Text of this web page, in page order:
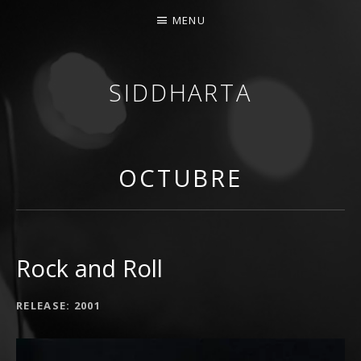
SIDDHARTA
BANDA DE ROCK MELÓDICO ESPAÑOLA
MENU
OCTUBRE
Rock and Roll
RECORD DETAILS
RELEASE 2001